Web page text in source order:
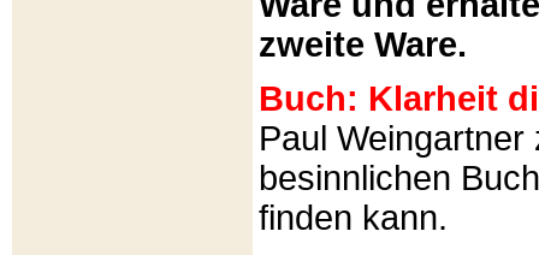
zweite Ware.
Buch: Klarheit
Paul
besinnlichen
finden kann.